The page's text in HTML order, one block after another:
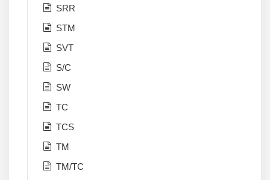
SRR
STM
SVT
S/C
SW
TC
TCS
TM
TM/TC